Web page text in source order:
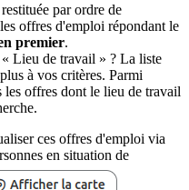
par ordre de
offres d'emploi répondant le
premier.
Lieu de travail » ? La liste
à vos critères. Parmi
les offres dont le lieu de travail
ces offres d'emploi via
en situation de